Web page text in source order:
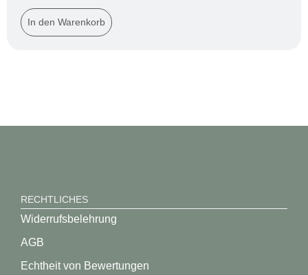
In den Warenkorb
RECHTLICHES
Widerrufsbelehrung
AGB
Echtheit von Bewertungen